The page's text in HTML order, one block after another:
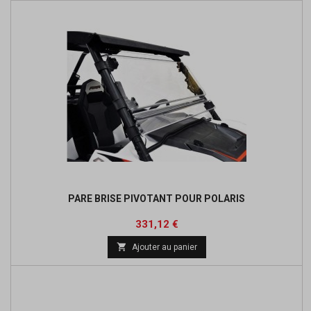
PARE BRISE PIVOTANT POUR POLARIS
Prix
331,12 €Prix
de
base
 Ajouter au panier